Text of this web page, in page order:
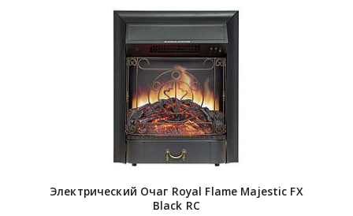
Электрический Очаг Royal Flame Majestic FX
Black RC